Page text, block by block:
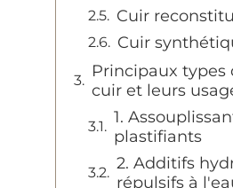
Cuir
Cuir
Principaux
cuir et leurs
1.
plastifiants
2. Additifs
répulsifs à